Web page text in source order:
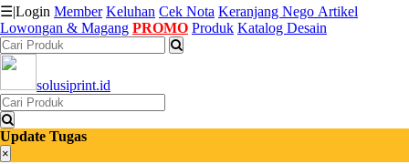
Katalog
Produk
Petugas
☰|Login Member Keluhan Cek Nota Keranjang Nego Artikel
Lowongan & Magang PROMO Produk Katalog Desain
solusiprint.id
Update Tugas
×